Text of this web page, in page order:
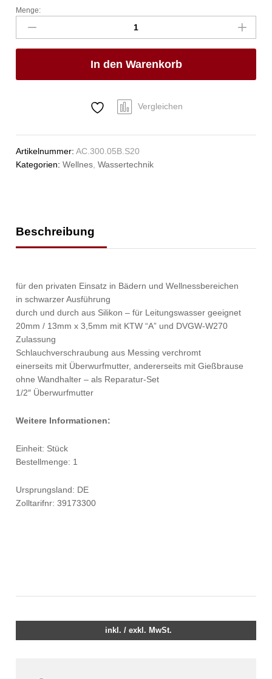
spa
Kneipp'sche
Garnitur
1/2"
20mm
Menge:
In den Warenkorb
Vergleichen
Artikelnummer:AC.300.05B.S20
Kategorien:Wellnes,Wassertechnik
Beschreibung
für den privaten Einsatz in Bädern und Wellnessbereichen
in schwarzer Ausführung
durch und durch aus Silikon – für Leitungswasser geeignet
20mm / 13mm x 3,5mm mit KTW “A” und DVGW-W270
Zulassung
Schlauchverschraubung aus Messing verchromt
einerseits mit Überwurfmutter, andererseits mit Gießbrause
ohne Wandhalter – als Reparatur-Set
1/2″ Überwurfmutter
Weitere Informationen:
Einheit: Stück
Bestellmenge: 1
Ursprungsland: DE
Zolltarifnr: 39173300
inkl. / exkl. MwSt.